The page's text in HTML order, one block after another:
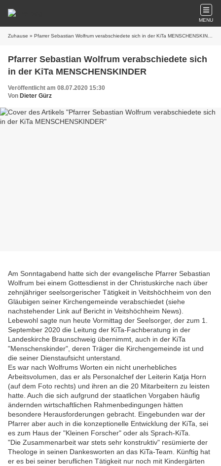
MENU
Zuhause » Pfarrer Sebastian Wolfrum verabschiedete sich in der KiTa MENSCHENSKINDER
Pfarrer Sebastian Wolfrum verabschiedete sich
in der KiTa MENSCHENSKINDER
Veröffentlicht am 08.07.2020 15:30
Von Dieter Gürz
Am Sonntagabend hatte sich der evangelische Pfarrer Sebastian
Wolfrum bei einem Gottesdienst in der Christuskirche nach über
zehnjähriger seelsorgerischer Tätigkeit in Veitshöchheim von den
Gläubigen seiner Kirchengemeinde verabschiedet (siehe
nachstehender Link auf Bericht in Veitshöchheim News).
Lebewohl sagte nun heute Vormittag der Seelsorger, der zum 1.
September 2020 die Leitung der KiTa-Fachberatung in der
Landeskirche Braunschweig übernimmt, auch in der KiTa
"Menschenskinder", deren Träger die Kirchengemeinde ist und
die seiner Dienstaufsicht unterstand.
Es war nach Wolfrums Worten ein nicht unerhebliches
Arbeitsvolumen, das er als Personalchef der Leiterin Katja Horn
(auf dem Foto rechts) und ihren an die 20 Mitarbeitern zu leisten
hatte. Auch die sich aufgrund der staatlichen Vorgaben häufig
ändernden wirtschaftlichen Rahmenbedingungen hätten
besondere Herausforderungen gebracht. Eingebunden war der
Pfarrer aber auch in die konzeptionelle Entwicklung der KiTa, sei
es zum Haus der "Kleinen Forscher" oder als Sprach-KiTa.
"Die Zusammenarbeit war stets sehr konstruktiv" resümierte der
Theologe in seinen Dankesworten an das KiTa-Team. Künftig hat
er es bei seiner beruflichen Tätigkeit nur noch mit Kindergärten